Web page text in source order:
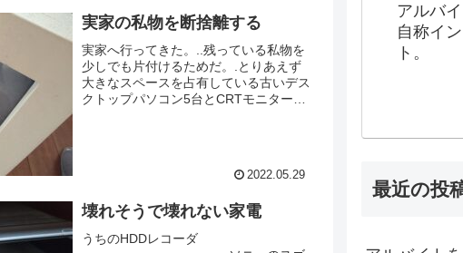
しい（笑）...
実家の私物を断捨離する
実家へ行ってきた。..残っている私物を
少しでも片付けるためだ。.とりあえず
大きなスペースを占有している古いデス
クトップパソコン5台とCRTモニター、
使っていたものだ。テクノロジーの恩恵
良い思い出だ。..車に詰...
2022.05.29
壊れそうで壊れない家電
うちのHDDレコーダ
アルバ
自称イ
ト。
最近の投